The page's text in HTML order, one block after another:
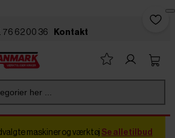
76 62 00 36 Kontakt
her ...
maskiner og værktøj Se alle tilbud